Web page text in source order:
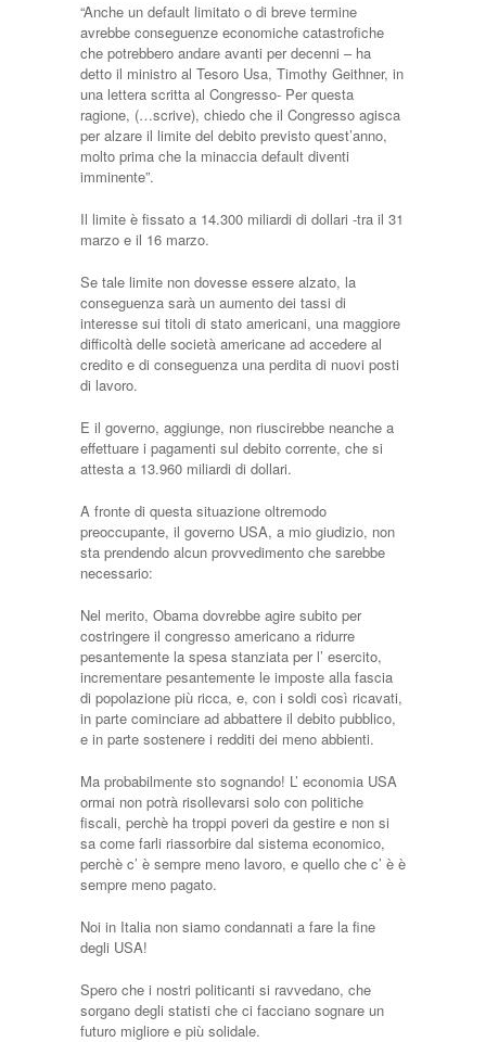
“Anche un default limitato o di breve termine
avrebbe conseguenze economiche catastrofiche
che potrebbero andare avanti per decenni – ha
detto il ministro al Tesoro Usa, Timothy Geithner, in
una lettera scritta al Congresso- Per questa
ragione, (…scrive), chiedo che il Congresso agisca
per alzare il limite del debito previsto quest’anno,
molto prima che la minaccia default diventi
imminente”.
Il limite è fissato a 14.300 miliardi di dollari -tra il 31
marzo e il 16 marzo.
Se tale limite non dovesse essere alzato, la
conseguenza sarà un aumento dei tassi di
interesse sui titoli di stato americani, una maggiore
difficoltà delle società americane ad accedere al
credito e di conseguenza una perdita di nuovi posti
di lavoro.
E il governo, aggiunge, non riuscirebbe neanche a
effettuare i pagamenti sul debito corrente, che si
attesta a 13.960 miliardi di dollari.
A fronte di questa situazione oltremodo
preoccupante, il governo USA, a mio giudizio, non
sta prendendo alcun provvedimento che sarebbe
necessario:
Nel merito, Obama dovrebbe agire subito per
costringere il congresso americano a ridurre
pesantemente la spesa stanziata per l’ esercito,
incrementare pesantemente le imposte alla fascia
di popolazione più ricca, e, con i soldi così ricavati,
in parte cominciare ad abbattere il debito pubblico,
e in parte sostenere i redditi dei meno abbienti.
Ma probabilmente sto sognando! L’ economia USA
ormai non potrà risollevarsi solo con politiche
fiscali, perchè ha troppi poveri da gestire e non si
sa come farli riassorbire dal sistema economico,
perchè c’ è sempre meno lavoro, e quello che c’ è è
sempre meno pagato.
Noi in Italia non siamo condannati a fare la fine
degli USA!
Spero che i nostri politicanti si ravvedano, che
sorgano degli statisti che ci facciano sognare un
futuro migliore e più solidale.